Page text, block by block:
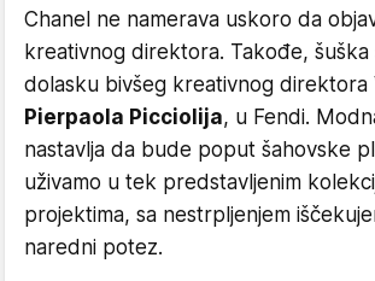
Chanel ne namerava uskoro da
kreativnog direktora. Takođe, šuška
dolasku bivšeg kreativnog direktora
Pierpaola Picciolija, u Fendi.
nastavlja da bude poput šahovske
uživamo u tek predstavljenim
projektima, sa nestrpljenjem
naredni potez.